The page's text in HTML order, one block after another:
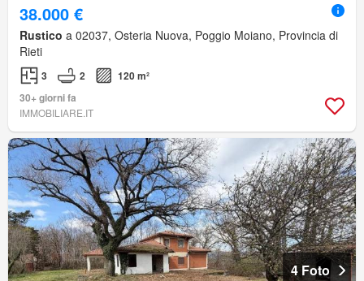
38.000 €
Rustico a 02037, Osteria Nuova, Poggio Moiano, Provincia di
Rieti
3 2
120 m²
30+ giorni fa
IMMOBILIARE.IT
4 Foto